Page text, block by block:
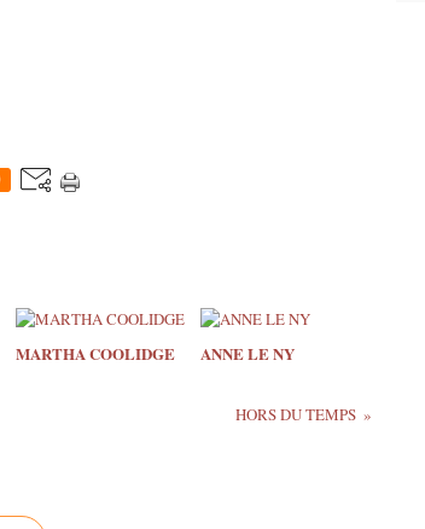
MARTHA COOLIDGE ANNE LE NY
HORS DU TEMPS